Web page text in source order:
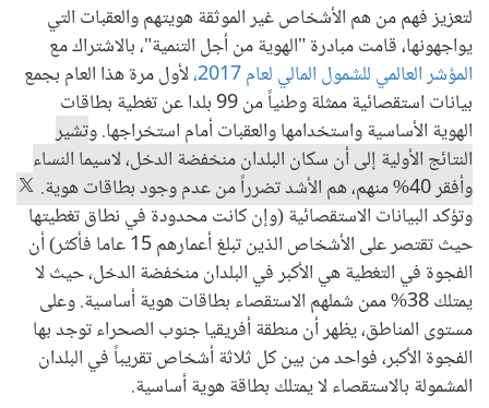
لتعزيز فهم من هم الأشخاص غير الموثقة هويتهم والعقبات التي
يواجهونها، قامت مبادرة "الهوية من أجل التنمية"، بالاشتراك مع
المؤشر العالمي للشمول المالي لعام 2017،
لأول مرة هذا العام بجمع
بيانات استقصائية ممثلة وطنياً من 99 بلدا عن تغطية بطاقات
الهوية الأساسية واستخدامها والعقبات أمام استخراجها. وتشير
النتائج الأولية إلى أن سكان البلدان منخفضة الدخل، لاسيما النساء
وأفقر 40% منهم، هم الأشد تضرراً من عدم وجود بطاقات هوية.
وتؤكد البيانات الاستقصائية (وإن كانت محدودة في نطاق تغطيتها
حيث تقتصر على الأشخاص الذين تبلغ أعمارهم 15 عاما فأكثر) أن
الفجوة في التغطية هي الأكبر في البلدان منخفضة الدخل، حيث لا
يمتلك 38% ممن شملهم الاستقصاء بطاقات هوية أساسية. وعلى
مستوى المناطق، يظهر أن منطقة أفريقيا جنوب الصحراء توجد بها
الفجوة الأكبر، فواحد من بين كل ثلاثة أشخاص تقريباً في البلدان
المشمولة بالاستقصاء لا يمتلك بطاقة هوية أساسية.